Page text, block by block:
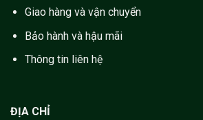
Giao hàng và vận chuyển
Bảo hành và hậu mãi
Thông tin liên hệ
ĐỊA CHỈ